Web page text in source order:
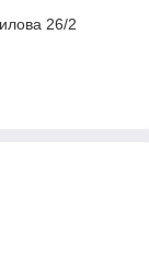
26/2